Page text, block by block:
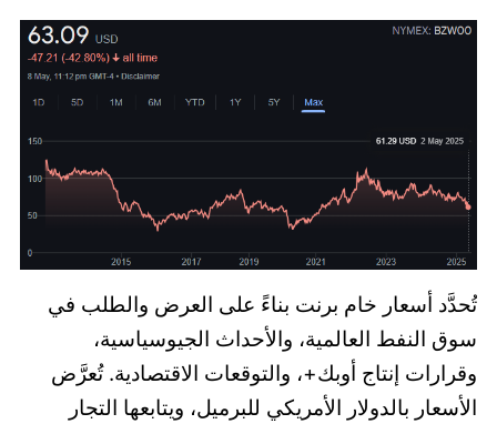
تُحدَّد أسعار خام برنت بناءً على العرض والطلب في
سوق النفط العالمية، والأحداث الجيوسياسية،
وقرارات إنتاج أوبك+، والتوقعات الاقتصادية. تُعرَّض
الأسعار بالدولار الأمريكي للبرميل، ويتابعها التجار